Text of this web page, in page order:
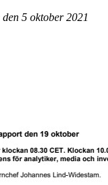
5 oktober 2021